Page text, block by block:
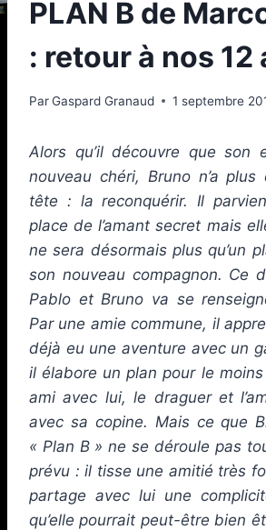
PLAN B de
: retour à nos 12
ParGaspard Granaud 1 septembre
Alors qu’il découvre que son
nouveau chéri, Bruno n’a plus
tête : la reconquérir. Il
place de l’amant secret mais
ne sera désormais plus qu’un
son nouveau compagnon. Ce
Pablo et Bruno va se
Par une amie commune, il
déjà eu une aventure avec un
il élabore un plan pour le
ami avec lui, le draguer et
avec sa copine. Mais ce que
« Plan B » ne se déroule pas
prévu : il tisse une amitié très
partage avec lui une
qu’elle pourrait peut-être bien